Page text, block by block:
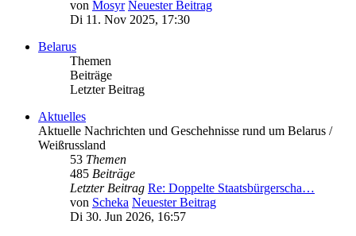
von Mosyr Neuester Beitrag
Di 11. Nov 2025, 17:30
Belarus
Themen
Beiträge
Letzter Beitrag
Aktuelles
Aktuelle Nachrichten und Geschehnisse rund um Belarus /
Weißrussland
53 Themen
485 Beiträge
Letzter Beitrag Re: Doppelte Staatsbürgerscha…
von Scheka Neuester Beitrag
Di 30. Jun 2026, 16:57